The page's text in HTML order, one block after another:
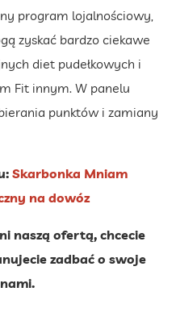
program lojalnościowy,
zyskać bardzo ciekawe
diet pudełkowych i
Fit innym. W panelu
punktów i zamiany
Skarbonka Mniam
na dowóz
naszą ofertą, chcecie
zadbać o swoje